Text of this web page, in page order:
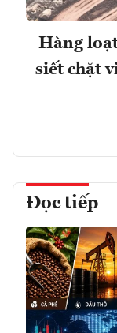
Hàng
siết chặt
Đọc tiếp